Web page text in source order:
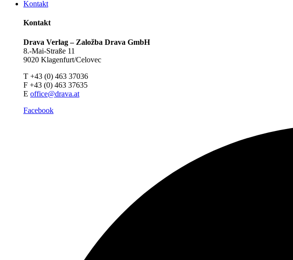
Kontakt
Kontakt
Drava Verlag – Založba Drava GmbH
8.-Mai-Straße 11
9020 Klagenfurt/Celovec
T +43 (0) 463 37036
F +43 (0) 463 37635
E office@drava.at
Facebook